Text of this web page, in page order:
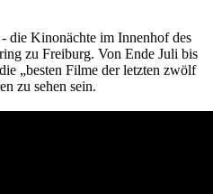
die Kinonächte im Innenhof des
zu Freiburg. Von Ende Juli bis
„besten Filme der letzten zwölf
zu sehen sein.